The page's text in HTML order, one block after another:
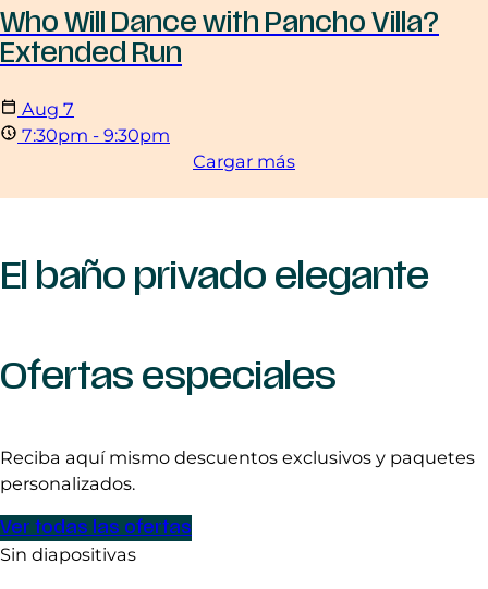
Who Will Dance with Pancho Villa?
Extended Run
Aug 7
7:30pm - 9:30pm
Cargar más
El baño privado elegante
Ofertas especiales
Reciba aquí mismo descuentos exclusivos y paquetes
personalizados.
Ver todas las ofertas
Sin diapositivas